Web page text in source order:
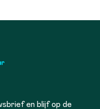
en blijf op de